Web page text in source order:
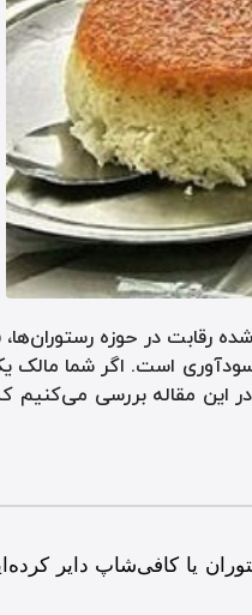
رقابت در حوزه
سودآوری است. اگر شما
این مقاله بررسی می‌کنیم
یا کافی‌شاپ دایر